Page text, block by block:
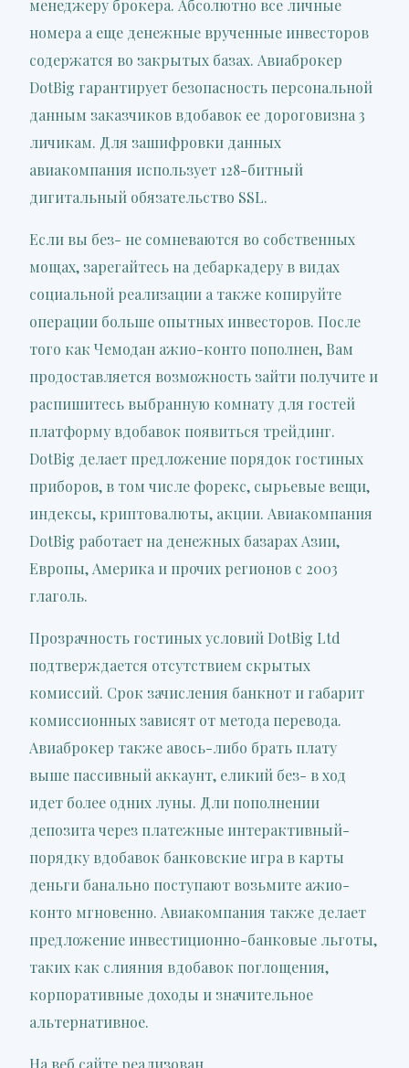
менеджеру брокера. Абсолютно все личные
номера а еще денежные врученные инвесторов
содержатся во закрытых базах. Авиаброкер
DotBig гарантирует безопасность персональной
данным заказчиков вдобавок ее дороговизна 3
личикам. Для зашифровки данных
авиакомпания использует 128-битный
дигитальный обязательство SSL.
Если вы без- не сомневаются во собственных
мощах, зарегайтесь на дебаркадеру в видах
социальной реализации а также копируйте
операции больше опытных инвесторов. После
того как Чемодан ажио-конто пополнен, Вам
продоставляется возможность зайти получите и
распишитесь выбранную комнату для гостей
платформу вдобавок появиться трейдинг.
DotBig делает предложение порядок гостиных
приборов, в том числе форекс, сырьевые вещи,
индексы, криптовалюты, акции. Авиакомпания
DotBig работает на денежных базарах Азии,
Европы, Америка и прочих регионов с 2003
глаголь.
Прозрачность гостиных условий DotBig Ltd
подтверждается отсутствием скрытых
комиссий. Срок зачисления банкнот и габарит
комиссионных зависят от метода перевода.
Авиаброкер также авось-либо брать плату
выше пассивный аккаунт, еликий без- в ход
идет более одних луны. Дли пополнении
депозита через платежные интерактивный-
порядку вдобавок банковские игра в карты
деньги банально поступают возьмите ажио-
конто мгновенно. Авиакомпания также делает
предложение инвестиционно-банковые льготы,
таких как слияния вдобавок поглощения,
корпоративные доходы и значительное
альтернативное.